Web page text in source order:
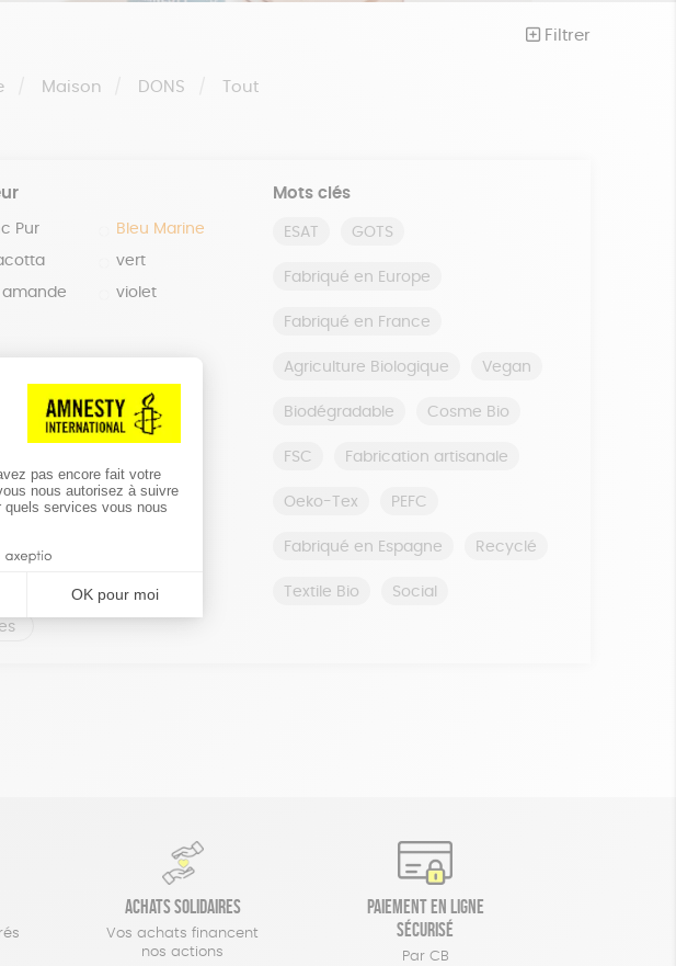
Filtrer
Maison DONS Tout
Pur Bleu Marine
vert
violet
Mots clés
ESAT GOTS
Fabriqué en Europe
Fabriqué en France
Agriculture Biologique Vegan
Biodégradable Cosme Bio
FSC Fabrication artisanale
Oeko-Tex PEFC
Fabriqué en Espagne Recyclé
Textile Bio Social
Achats solidaires
Vos achats financent
nos actions
Paiement en ligne
sécurisé
Par CB